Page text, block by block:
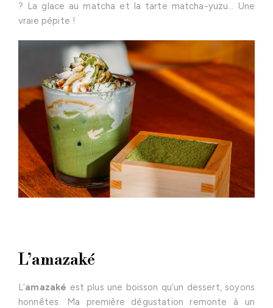
? La glace au matcha et la tarte matcha-yuzu… Une
vraie pépite !
L’amazaké
L’amazaké est plus une boisson qu’un dessert, soyons
honnêtes. Ma première dégustation remonte à un